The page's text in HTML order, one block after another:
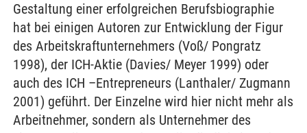
Gestaltung einer erfolgreichen Berufsbiographie
hat bei einigen Autoren zur Entwicklung der Figur
des Arbeitskraftunternehmers (Voß/ Pongratz
1998), der ICH-Aktie (Davies/ Meyer 1999) oder
auch des ICH –Entrepreneurs (Lanthaler/ Zugmann
2001) geführt. Der Einzelne wird hier nicht mehr als
Arbeitnehmer, sondern als Unternehmer des